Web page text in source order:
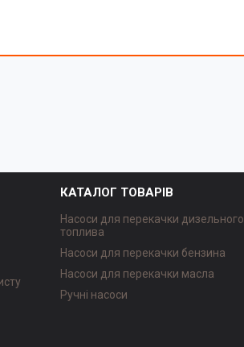
КАТАЛОГ ТОВАРІВ
Насоси для перекачки дизельного
топлива
Насоси для перекачки бензина
Насоси для перекачки масла
Ручні насоси